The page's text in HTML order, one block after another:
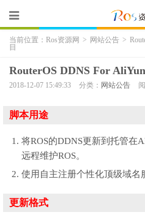
当前位置： Ros资源网 > 网站公告 >
目
RouterOS DDNS For
2018-12-07 15:49:33 分类： 网站公告
脚本用途
将ROS的DDNS更新到托管在
远程维护ROS。
使用自主注册个性化顶级域名
更新格式